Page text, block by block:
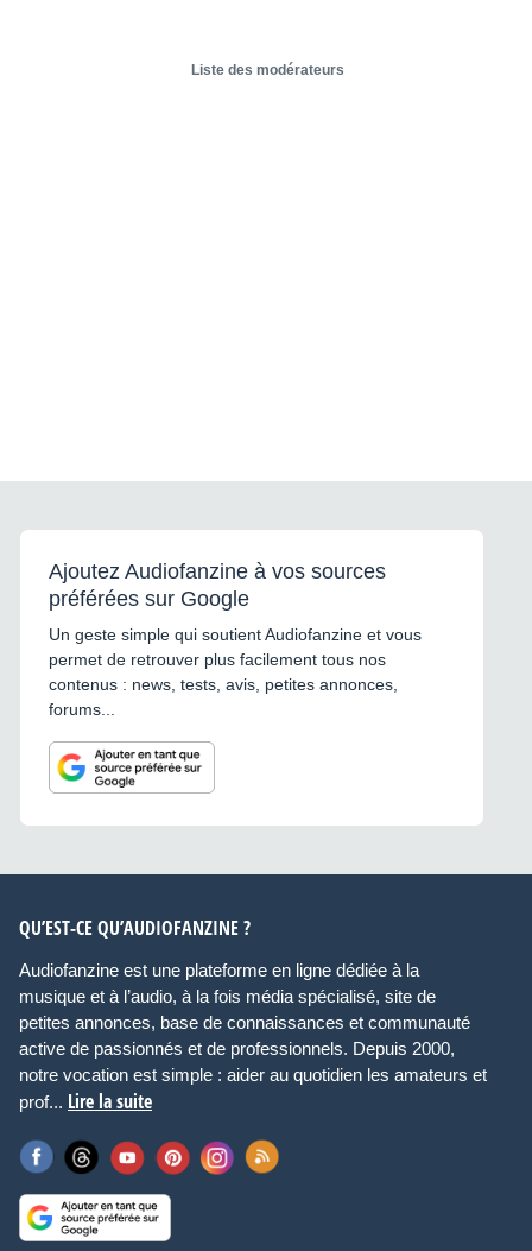
Liste des modérateurs
Ajoutez Audiofanzine à vos sources
préférées sur Google
Un geste simple qui soutient Audiofanzine et vous
permet de retrouver plus facilement tous nos
contenus : news, tests, avis, petites annonces,
forums...
QU’EST-CE QU’AUDIOFANZINE ?
Audiofanzine est une plateforme en ligne dédiée à la
musique et à l’audio, à la fois média spécialisé, site de
petites annonces, base de connaissances et communauté
active de passionnés et de professionnels. Depuis 2000,
notre vocation est simple : aider au quotidien les amateurs et
prof... Lire la suite